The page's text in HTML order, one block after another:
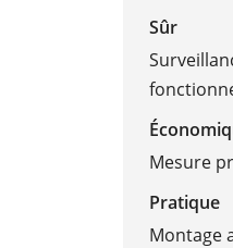
Sûr
Mesure
Pratique
Montage